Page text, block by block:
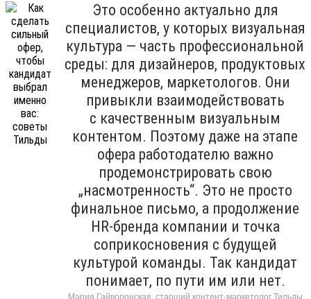
Это особенно актуально для
специалистов, у которых визуальная
культура — часть профессиональной
среды: для дизайнеров, продуктовых
менеджеров, маркетологов. Они
привыкли взаимодействовать
с качественным визуальным
контентом. Поэтому даже на этапе
офера работодателю важно
продемонстрировать свою
„насмотренность“. Это не просто
финальное письмо, а продолжение
HR-бренда компании и точка
соприкосновения с будущей
культурой команды. Так кандидат
понимает, по пути им или нет.
Мария Гайворонская, старший контент-маркетолог Тильды